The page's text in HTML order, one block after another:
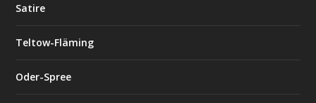
Satire
Teltow-Fläming
Oder-Spree